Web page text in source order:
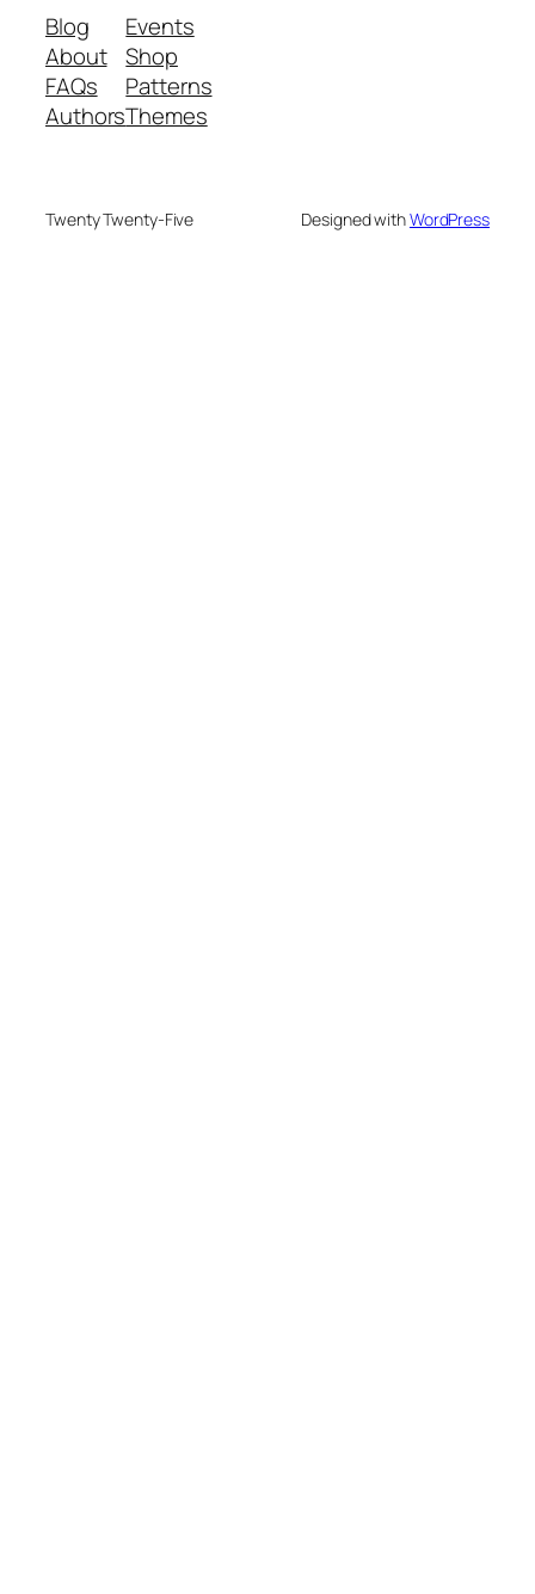
Blog
About
FAQs
Authors
Events
Shop
Patterns
Themes
Twenty Twenty-Five Designed withWordPress